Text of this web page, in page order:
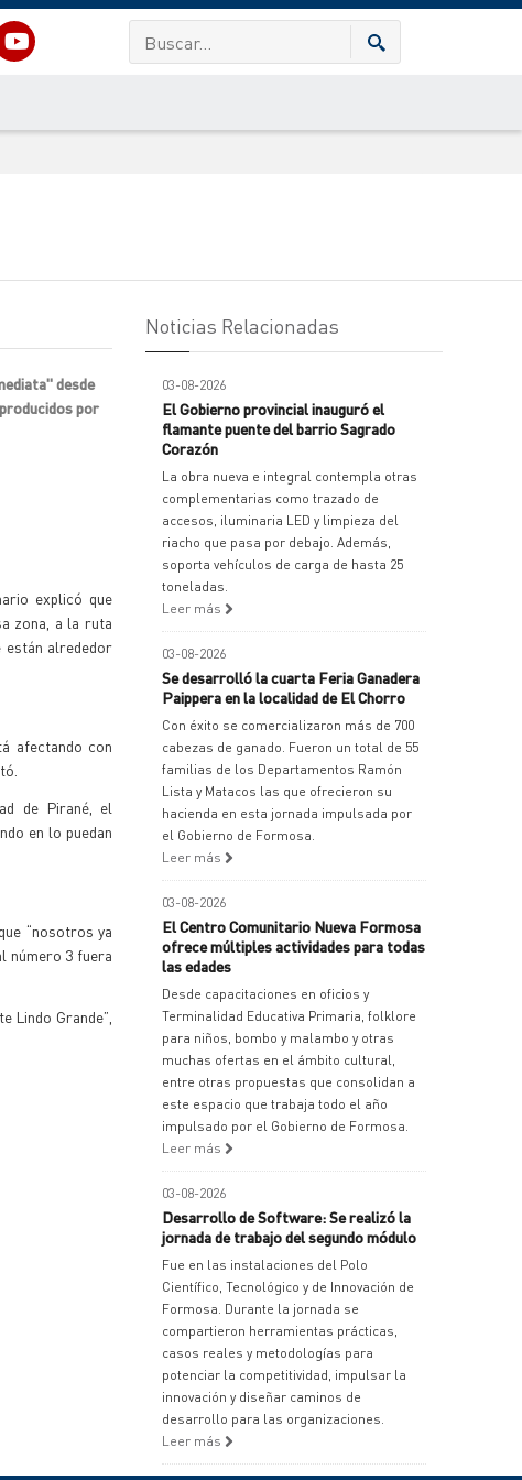
desde
por
explicó que
zona, a la ruta
están alrededor
afectando con
de Pirané, el
en lo puedan
“nosotros ya
número 3 fuera
Lindo Grande”,
Noticias Relacionadas
03-08-2026
El Gobierno provincial inauguró el
flamante puente del barrio Sagrado
Corazón
La obra nueva e integral contempla otras
complementarias como trazado de
accesos, iluminaria LED y limpieza del
riacho que pasa por debajo. Además,
soporta vehículos de carga de hasta 25
toneladas.
Leer más
03-08-2026
Se desarrolló la cuarta Feria Ganadera
Paippera en la localidad de El Chorro
Con éxito se comercializaron más de 700
cabezas de ganado. Fueron un total de 55
familias de los Departamentos Ramón
Lista y Matacos las que ofrecieron su
hacienda en esta jornada impulsada por
el Gobierno de Formosa.
Leer más
03-08-2026
El Centro Comunitario Nueva Formosa
ofrece múltiples actividades para todas
las edades
Desde capacitaciones en oficios y
Terminalidad Educativa Primaria, folklore
para niños, bombo y malambo y otras
muchas ofertas en el ámbito cultural,
entre otras propuestas que consolidan a
este espacio que trabaja todo el año
impulsado por el Gobierno de Formosa.
Leer más
03-08-2026
Desarrollo de Software: Se realizó la
jornada de trabajo del segundo módulo
Fue en las instalaciones del Polo
Científico, Tecnológico y de Innovación de
Formosa. Durante la jornada se
compartieron herramientas prácticas,
casos reales y metodologías para
potenciar la competitividad, impulsar la
innovación y diseñar caminos de
desarrollo para las organizaciones.
Leer más